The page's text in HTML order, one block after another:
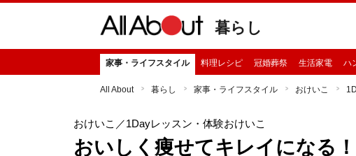
暮らし
家事・ライフスタイル 料理レシピ 冠婚葬祭 生活家電 ハ
All About 暮らし 家事・ライフスタイル おけいこ
おけいこ ／1Dayレッスン・体験おけいこ
おいしく痩せてキレイになる